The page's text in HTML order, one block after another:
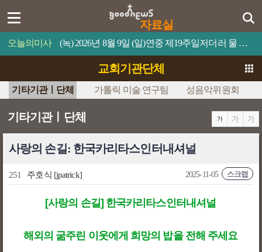
자료실
오늘의미사 (녹) 2026년 8월 9일 (일)연중 제19주일저더러 물 위로 걸어오라고 명령하십시오.
교회기관단체
기타기관ㅣ단체 가톨릭 미술 연구팀 성음악위원회
기타기관ㅣ단체
사랑의 손길: 한국카리타스인터내셔널
251 주호식 [jpatrick] 스크랩
2025-11-05
[사랑의 손길] 한국카리타스인터내셔널
해외의 굶주린 이웃에게 희망의 밥을 전해 주세요